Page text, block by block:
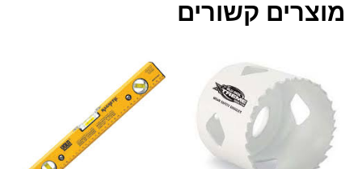
מוצרים קשורים